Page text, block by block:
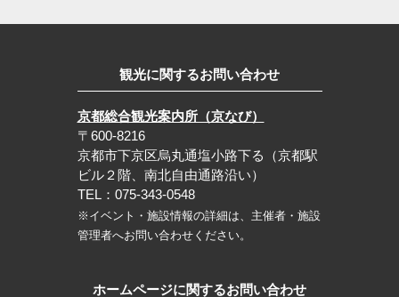
観光に関するお問い合わせ
京都総合観光案内所（京なび）
〒600-8216
京都市下京区烏丸通塩小路下る（京都駅
ビル２階、南北自由通路沿い）
TEL：075-343-0548
※イベント・施設情報の詳細は、主催者・施設
管理者へお問い合わせください。
ホームページに関するお問い合わせ